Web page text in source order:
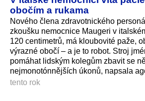
obočím a rukama
Nového člena zdravotnického
zkoušku nemocnice Maugeri v
120 centimetrů, má kloubovité paže,
výrazné obočí – a je to robot. Stroj
pomáhat lidským kolegům zbavit se
nejmonotónnějších úkonů, napsala
tento rok